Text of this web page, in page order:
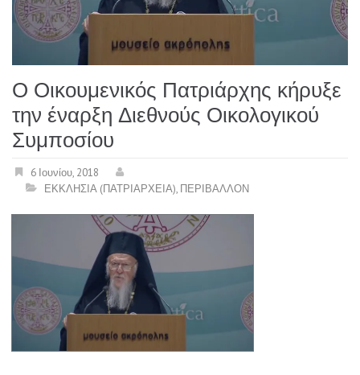
Ο Οικουμενικός Πατριάρχης κήρυξε
την έναρξη Διεθνούς Οικολογικού
Συμποσίου
6 Ιουνίου, 2018
ΕΚΚΛΗΣΙΑ (ΠΑΤΡΙΑΡΧΕΙΑ), ΠΕΡΙΒΑΛΛΟΝ